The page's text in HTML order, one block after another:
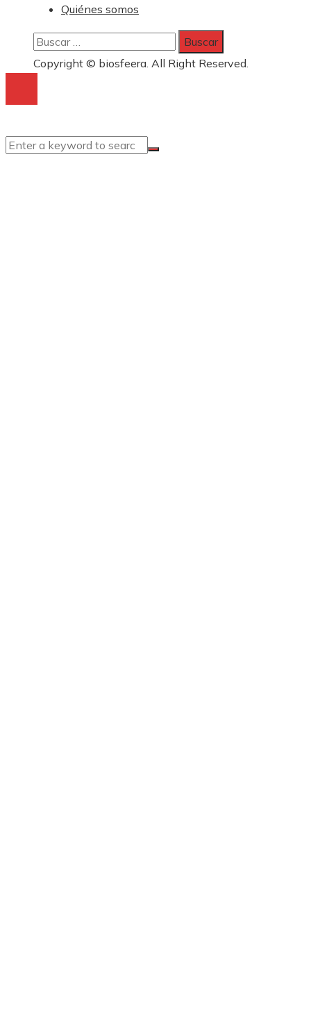
Quiénes somos
Buscar:
Copyright © biosfeera. All Right Reserved.